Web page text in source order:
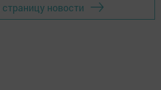
новости